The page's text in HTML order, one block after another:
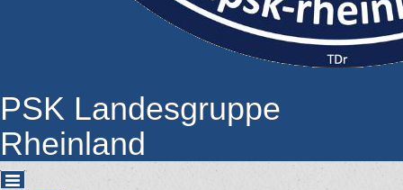
PSK Landesgruppe
Rheinland